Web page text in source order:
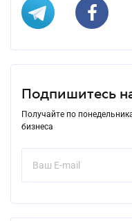
Подпишитесь
Получайте по
бизнеса